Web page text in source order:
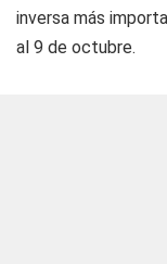
inversa más
al 9 de octubre.